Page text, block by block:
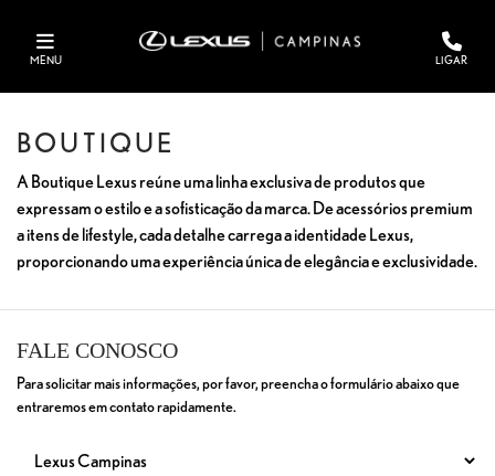
MENU LIGAR
BOUTIQUE
A Boutique Lexus reúne uma linha exclusiva de produtos que
expressam o estilo e a sofisticação da marca. De acessórios premium
a itens de lifestyle, cada detalhe carrega a identidade Lexus,
proporcionando uma experiência única de elegância e exclusividade.
FALE CONOSCO
Para solicitar mais informações, por favor, preencha o formulário abaixo que
entraremos em contato rapidamente.